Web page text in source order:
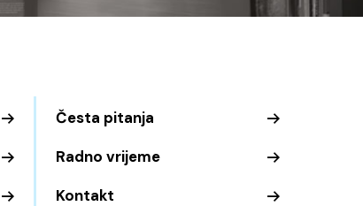
Česta pitanja
Radno vrijeme
Kontakt